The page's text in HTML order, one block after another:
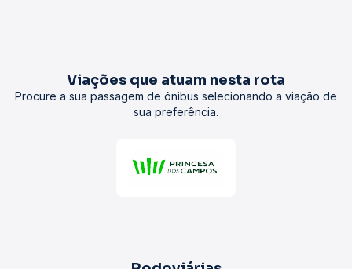
Viações que atuam nesta rota
Procure a sua passagem de ônibus selecionando a viação de
sua preferência.